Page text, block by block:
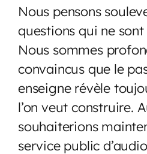
Nous pensons
questions qui ne
Nous sommes
convaincus que le
enseigne révèle
l’on veut construire.
souhaiterions
service public